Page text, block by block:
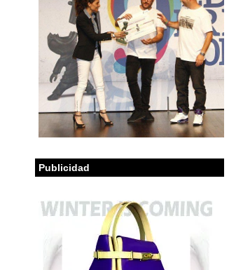
Publicidad